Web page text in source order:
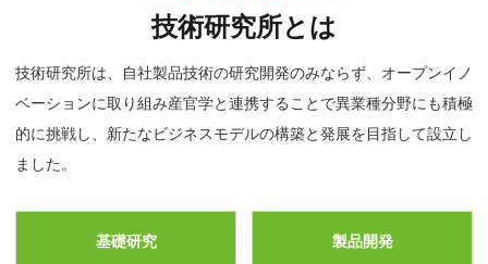
技術研究所とは
技術研究所は、自社製品技術の研究開発のみならず、オープンイノ
ベーションに取り組み産官学と連携することで異業種分野にも積極
的に挑戦し、新たなビジネスモデルの構築と 発展を目指して設立し
ました。
基礎研究 製品開発